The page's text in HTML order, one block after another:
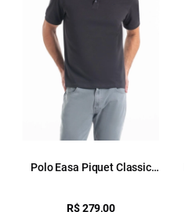
Polo Easa Piquet Classic
R$ 279,00